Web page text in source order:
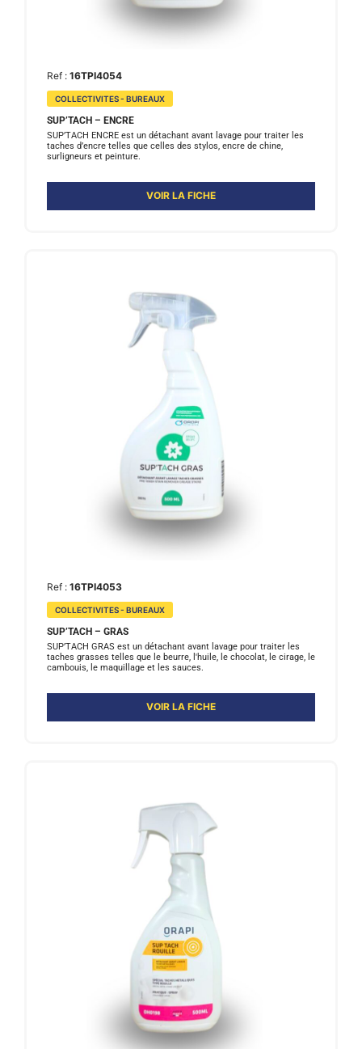
Ref : 16TPI4054
COLLECTIVITES - BUREAUX
SUP’TACH – ENCRE
SUP’TACH ENCRE est un détachant avant lavage pour traiter les
taches d’encre telles que celles des stylos, encre de chine,
surligneurs et peinture.
VOIR LA FICHE
Ref : 16TPI4053
COLLECTIVITES - BUREAUX
SUP’TACH – GRAS
SUP’TACH GRAS est un détachant avant lavage pour traiter les
taches grasses telles que le beurre, l'huile, le chocolat, le cirage, le
cambouis, le maquillage et les sauces.
VOIR LA FICHE